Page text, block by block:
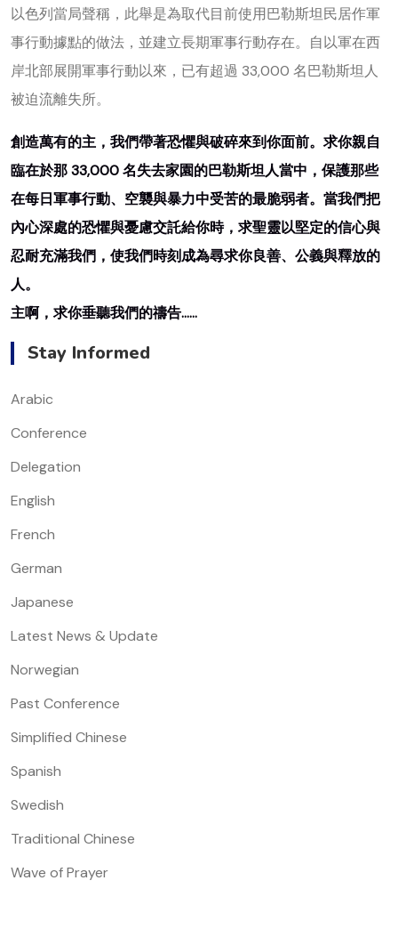
以色列當局聲稱，此舉是為取代目前使用巴勒斯坦民居作軍
事行動據點的做法，並建立長期軍事行動存在。自以軍在西
岸北部展開軍事行動以來，已有超過 33,000 名巴勒斯坦人
被迫流離失所。
創造萬有的主，我們帶著恐懼與破碎來到你面前。求你親自
臨在於那 33,000 名失去家園的巴勒斯坦人當中，保護那些
在每日軍事行動、空襲與暴力中受苦的最脆弱者。當我們把
內心深處的恐懼與憂慮交託給你時，求聖靈以堅定的信心與
忍耐充滿我們，使我們時刻成為尋求你良善、公義與釋放的
人。
主啊，求你垂聽我們的禱告……
Stay Informed
Arabic
Conference
Delegation
English
French
German
Japanese
Latest News & Update
Norwegian
Past Conference
Simplified Chinese
Spanish
Swedish
Traditional Chinese
Wave of Prayer